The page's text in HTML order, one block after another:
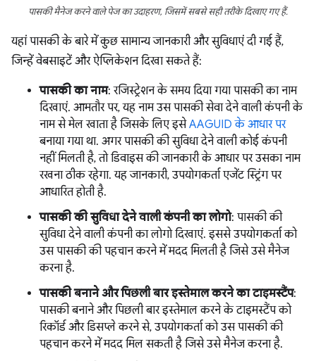
पासकी मैनेज करने वाले पेज का उदाहरण, जिसमें सबसे सही तरीके दिखाए गए हैं.
यहां पासकी के बारे में कुछ सामान्य जानकारी और सुविधाएं दी गई हैं,
जिन्हें वेबसाइटें और ऐप्लिकेशन दिखा सकते हैं:
पासकी का नाम: रजिस्ट्रेशन के समय दिया गया पासकी का नाम
दिखाएं. आमतौर पर, यह नाम उस पासकी सेवा देने वाली कंपनी के
नाम से मेल खाता है जिसके लिए इसेAAGUID के आधार पर
बनाया गया था. अगर पासकी की सुविधा देने वाली कोई कंपनी
नहीं मिलती है, तो डिवाइस की जानकारी के आधार पर उसका नाम
रखना ठीक रहेगा. यह जानकारी, उपयोगकर्ता एजेंट स्ट्रिंग पर
आधारित होती है.
पासकी की सुविधा देने वाली कंपनी का लोगो: पासकी की
सुविधा देने वाली कंपनी का लोगो दिखाएं. इससे उपयोगकर्ता को
उस पासकी की पहचान करने में मदद मिलती है जिसे उसे मैनेज
करना है.
पासकी बनाने और पिछली बार इस्तेमाल करने का टाइमस्टैंप:
पासकी बनाने और पिछली बार इस्तेमाल करने के टाइमस्टैंप को
रिकॉर्ड और डिसप्ले करने से, उपयोगकर्ता को उस पासकी की
पहचान करने में मदद मिल सकती है जिसे उसे मैनेज करना है.